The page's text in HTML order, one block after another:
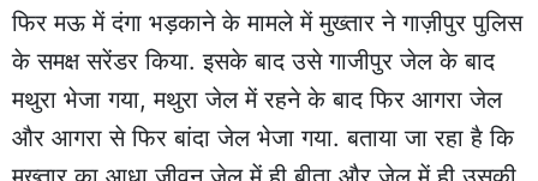
फिर मऊ में दंगा भड़काने के मामले में मुख्तार ने गाज़ीपुर पुलिस
के समक्ष सरेंडर किया. इसके बाद उसे गाजीपुर जेल के बाद
मथुरा भेजा गया, मथुरा जेल में रहने के बाद फिर आगरा जेल
और आगरा से फिर बांदा जेल भेजा गया. बताया जा रहा है कि